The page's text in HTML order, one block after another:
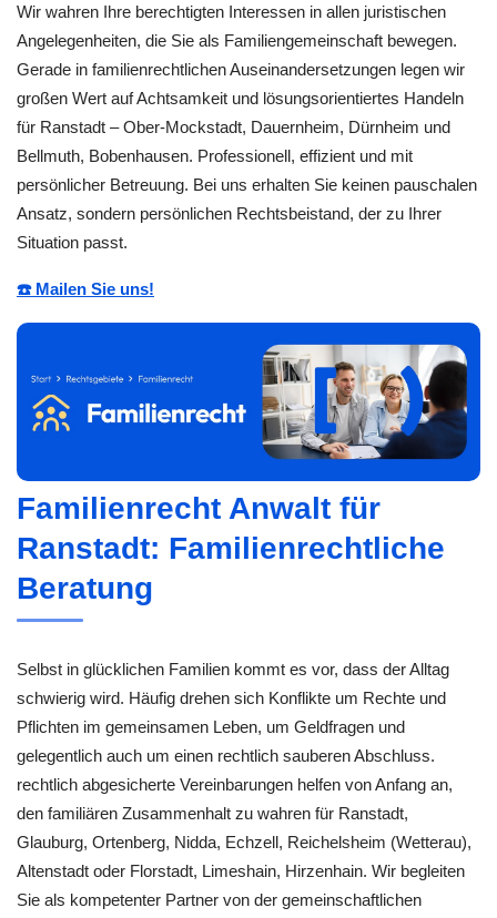
Wir wahren Ihre berechtigten Interessen in allen juristischen
Angelegenheiten, die Sie als Familiengemeinschaft bewegen.
Gerade in familienrechtlichen Auseinandersetzungen legen wir
großen Wert auf Achtsamkeit und lösungsorientiertes Handeln
für Ranstadt – Ober-Mockstadt, Dauernheim, Dürnheim und
Bellmuth, Bobenhausen. Professionell, effizient und mit
persönlicher Betreuung. Bei uns erhalten Sie keinen pauschalen
Ansatz, sondern persönlichen Rechtsbeistand, der zu Ihrer
Situation passt.
☎️ Mailen Sie uns!
Familienrecht Anwalt für
Ranstadt: Familienrechtliche
Beratung
Selbst in glücklichen Familien kommt es vor, dass der Alltag
schwierig wird. Häufig drehen sich Konflikte um Rechte und
Pflichten im gemeinsamen Leben, um Geldfragen und
gelegentlich auch um einen rechtlich sauberen Abschluss.
rechtlich abgesicherte Vereinbarungen helfen von Anfang an,
den familiären Zusammenhalt zu wahren für Ranstadt,
Glauburg, Ortenberg, Nidda, Echzell, Reichelsheim (Wetterau),
Altenstadt oder Florstadt, Limeshain, Hirzenhain. Wir begleiten
Sie als kompetenter Partner von der gemeinschaftlichen